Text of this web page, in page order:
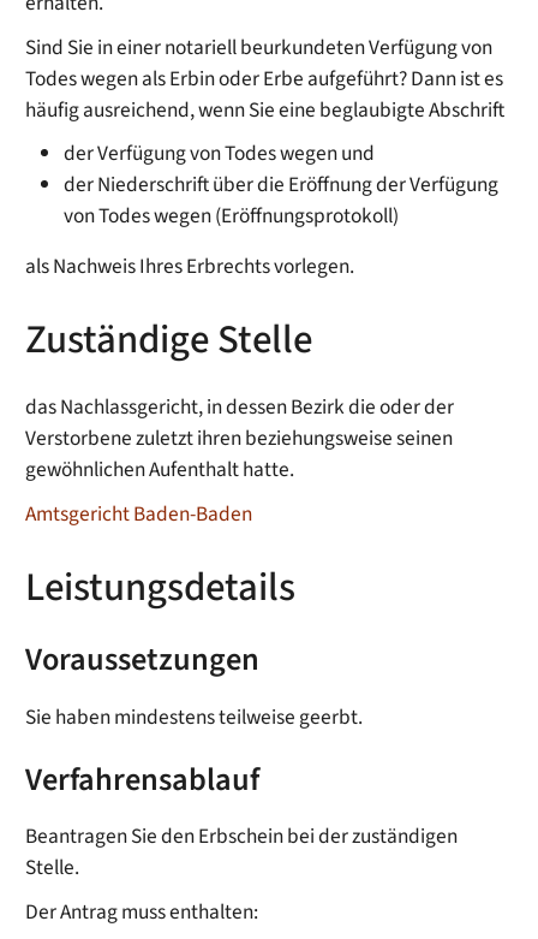
Sind Sie in einer notariell beurkundeten Verfügung von
Todes wegen als Erbin oder Erbe aufgeführt? Dann ist es
häufigausreichend, wenn Sie eine beglaubigte Abschrift
der Verfügung von Todes wegen und
der Niederschrift über die Eröffnung der Verfügung
von Todes wegen (Eröffnungsprotokoll)
als Nachweis Ihres Erbrechts vorlegen.
Zuständige Stelle
das Nachlassgericht, in dessen Bezirk die oder der
Verstorbene zuletzt ihren beziehungsweise seinen
gewöhnlichen Aufenthalt hatte.
Amtsgericht Baden-Baden
Leistungsdetails
Voraussetzungen
Sie haben mindestens teilweise geerbt.
Verfahrensablauf
Beantragen Sie den Erbschein bei der zuständigen
Stelle.
Der Antrag muss enthalten: